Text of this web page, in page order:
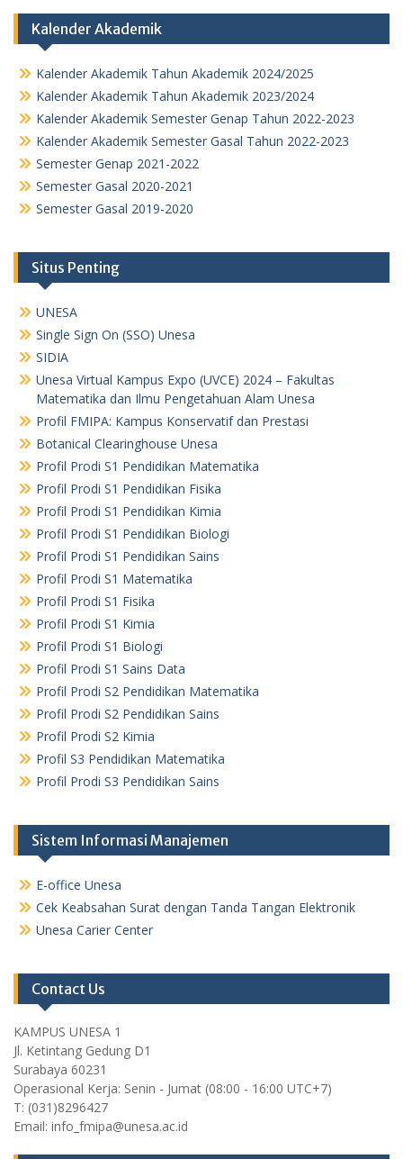
Kalender Akademik
Kalender Akademik Tahun Akademik 2024/2025
Kalender Akademik Tahun Akademik 2023/2024
Kalender Akademik Semester Genap Tahun 2022-2023
Kalender Akademik Semester Gasal Tahun 2022-2023
Semester Genap 2021-2022
Semester Gasal 2020-2021
Semester Gasal 2019-2020
Situs Penting
UNESA
Single Sign On (SSO) Unesa
SIDIA
Unesa Virtual Kampus Expo (UVCE) 2024 – Fakultas
Matematika dan Ilmu Pengetahuan Alam Unesa
Profil FMIPA: Kampus Konservatif dan Prestasi
Botanical Clearinghouse Unesa
Profil Prodi S1 Pendidikan Matematika
Profil Prodi S1 Pendidikan Fisika
Profil Prodi S1 Pendidikan Kimia
Profil Prodi S1 Pendidikan Biologi
Profil Prodi S1 Pendidikan Sains
Profil Prodi S1 Matematika
Profil Prodi S1 Fisika
Profil Prodi S1 Kimia
Profil Prodi S1 Biologi
Profil Prodi S1 Sains Data
Profil Prodi S2 Pendidikan Matematika
Profil Prodi S2 Pendidikan Sains
Profil Prodi S2 Kimia
Profil S3 Pendidikan Matematika
Profil Prodi S3 Pendidikan Sains
Sistem Informasi Manajemen
E-office Unesa
Cek Keabsahan Surat dengan Tanda Tangan Elektronik
Unesa Carier Center
Contact Us
KAMPUS UNESA 1
Jl. Ketintang Gedung D1
Surabaya 60231
Operasional Kerja: Senin - Jumat (08:00 - 16:00 UTC+7)
T: (031)8296427
Email: info_fmipa@unesa.ac.id